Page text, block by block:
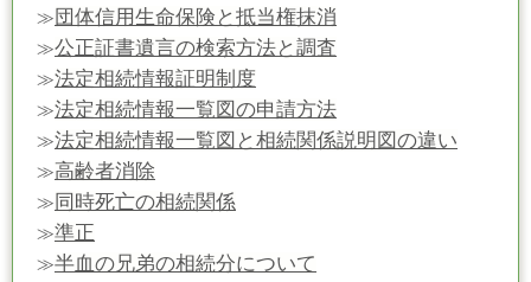
≫ 団体信用生命保険と抵当権抹消
≫公正証書遺言の検索方法と調査
≫法定相続情報証明制度
≫法定相続情報一覧図の申請方法
≫法定相続情報一覧図と相続関係説明図の違い
≫高齢者消除
≫ 同時死亡の相続関係
≫準正
≫半血の兄弟の相続分について